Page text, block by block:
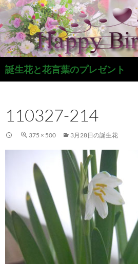
コ
ン
テ
ン
ツ
へ
ス
プ
誕生花と花言葉のプレゼント
検
索
110327-214
375 × 500 3月28日の誕生花